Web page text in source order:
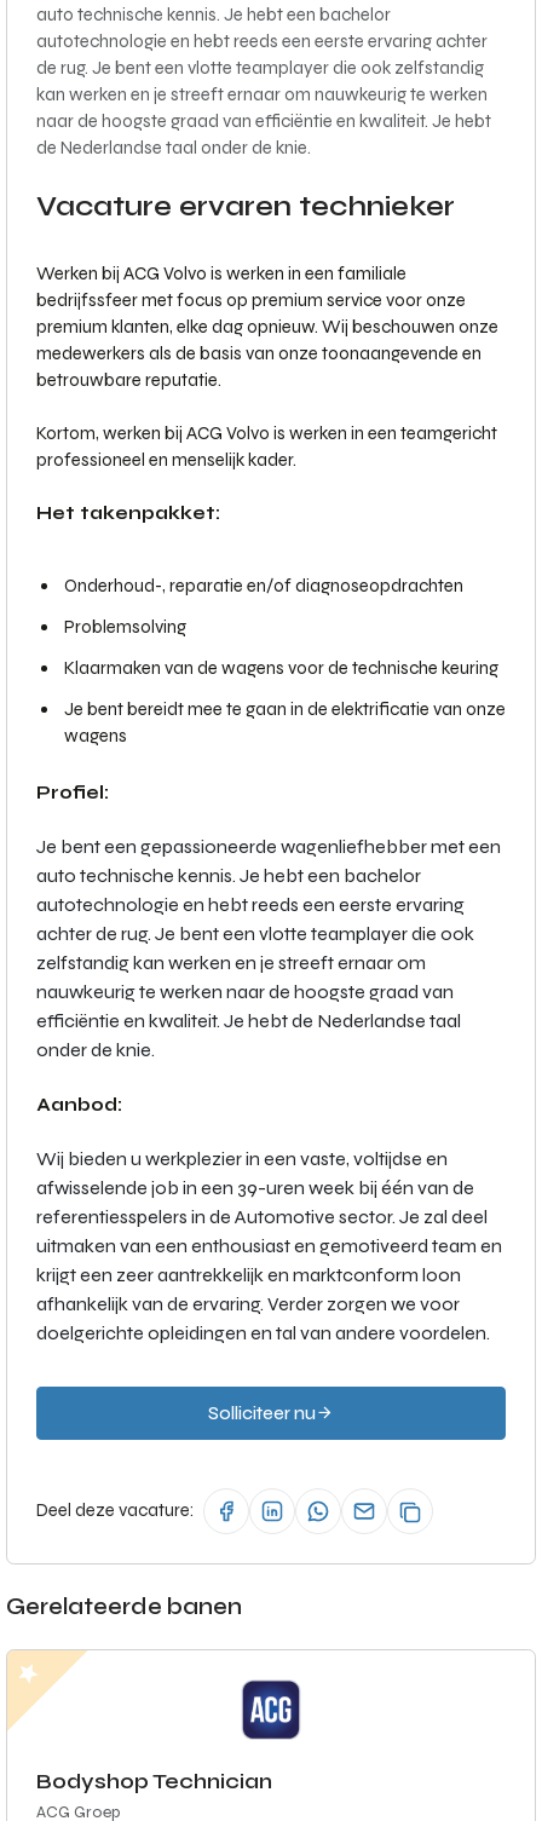
auto technische kennis. Je hebt een bachelor
autotechnologie en hebt reeds een eerste ervaring achter
de rug. Je bent een vlotte teamplayer die ook zelfstandig
kan werken en je streeft ernaar om nauwkeurig te werken
naar de hoogste graad van efficiëntie en kwaliteit. Je hebt
de Nederlandse taal onder de knie.
Vacature ervaren technieker
Werken bij ACG Volvo is werken in een familiale
bedrijfssfeer met focus op premium service voor onze
premium klanten, elke dag opnieuw. Wij beschouwen onze
medewerkers als de basis van onze toonaangevende en
betrouwbare reputatie.
Kortom, werken bij ACG Volvo is werken in een teamgericht
professioneel en menselijk kader.
Het takenpakket:
Onderhoud-, reparatie en/of diagnoseopdrachten
Problemsolving
Klaarmaken van de wagens voor de technische keuring
Je bent bereidt mee te gaan in de elektrificatie van onze
wagens
Profiel:
Je bent een gepassioneerde wagenliefhebber met een
auto technische kennis. Je hebt een bachelor
autotechnologie en hebt reeds een eerste ervaring
achter de rug. Je bent een vlotte teamplayer die ook
zelfstandig kan werken en je streeft ernaar om
nauwkeurig te werken naar de hoogste graad van
efficiëntie en kwaliteit. Je hebt de Nederlandse taal
onder de knie.
Aanbod:
Wij bieden u werkplezier in een vaste, voltijdse en
afwisselende job in een 39-uren week bij één van de
referentiesspelers in de Automotive sector. Je zal deel
uitmaken van een enthousiast en gemotiveerd team en
krijgt een zeer aantrekkelijk en marktconform loon
afhankelijk van de ervaring. Verder zorgen we voor
doelgerichte opleidingen en tal van andere voordelen.
Solliciteer nu
Deel deze vacature:
Gerelateerde banen
Bodyshop Technician
ACG Groep